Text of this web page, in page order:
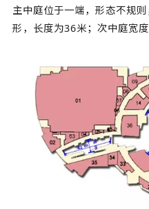
主中庭位于一端，形态不规
形，长度为36米；次中庭宽